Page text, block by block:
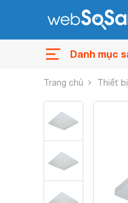
Danh mục
Trang chủ Thiết